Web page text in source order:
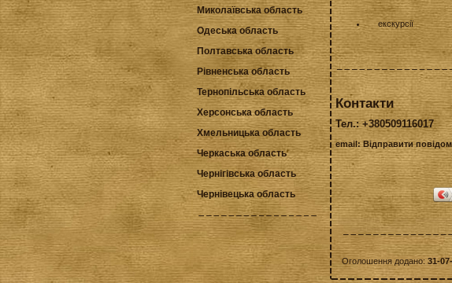
Миколаївська область
Одеська область
Полтавська область
Рівненська область
Тернопільська область
Херсонська область
Хмельницька область
Черкаська область
Чернігівська область
Чернівецька область
екскурсії
Контакти
Тел.: +380509116017
email:Відправити
Оголошення додано:31-